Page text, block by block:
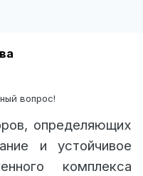
вопрос!
определяющих
и устойчивое
комплекса